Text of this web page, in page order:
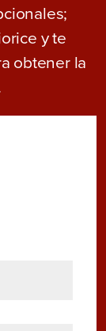
y te
obtener la